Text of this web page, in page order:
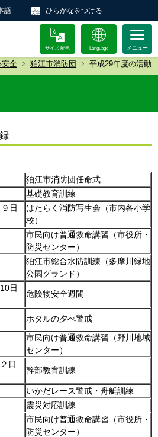
語 ひらがなをつける
サイズ 配色 Language
安全 狛江市消防団 平成29年度の活動
狛江市消防団任命式
基礎教育訓練
日
はたらく消防写生会（市内各小学
校）
市民向け普通救命講習（市役所・
防災センター）
狛江市総合水防訓練（多摩川緑地
公園グランド）
日
危険物安全週間
ホタルの夕べ警戒
市民向け普通救命講習（野川地域
センター）
日
幹部教育訓練
いかだレース警戒・舟艇訓練
震災対応訓練
市民向け普通救命講習（市役所・
防災センター）